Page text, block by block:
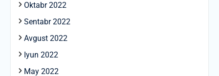
Oktabr 2022
Sentabr 2022
Avgust 2022
Iyun 2022
May 2022